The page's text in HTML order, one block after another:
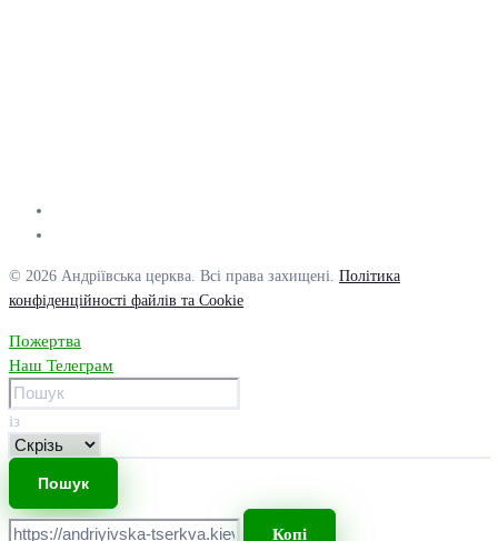
© 2026 Андріївська церква. Всі права захищені. Політика
конфіденційності файлів та Cookie
Пожертва
Наш Телеграм
із
Копі